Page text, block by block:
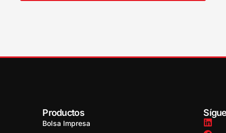
Productos
Bolsa Impresa